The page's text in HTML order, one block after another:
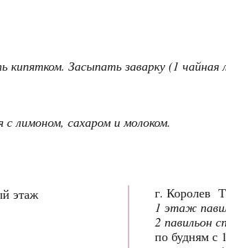
кипятком. Засыпать заварку (1
лимоном, сахаром и молоком.
этаж
г. Королев
1 этаж
2 павильон
по будням с